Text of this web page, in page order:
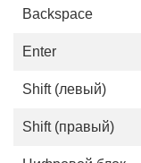
Backspace
Enter
Shift (левый)
Shift (правый)